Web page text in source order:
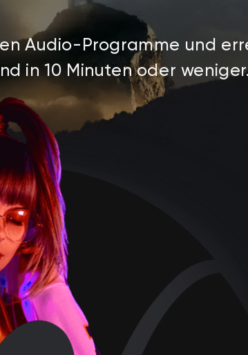
Audio-Programme und
in 10 Minuten oder